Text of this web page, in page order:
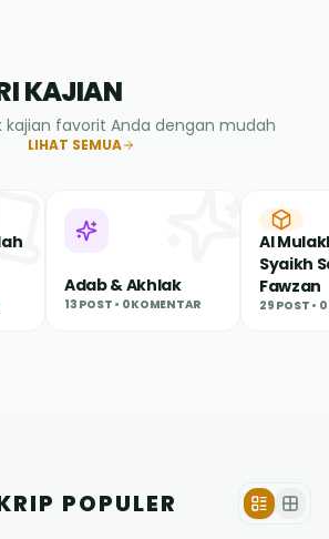
KAJIAN
kajian favorit Anda dengan mudah
LIHAT SEMUA
Adab & Akhlak
13 POST • 0KOMENTAR
Al
Syaikh
Fawzan
29 POST • 0
POPULER